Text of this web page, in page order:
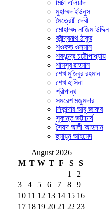
মির্চা এলিয়াদ
মুহাম্মদ ইউনুস
মৈত্রেয়ী দেবী
মোহাম্মদ নাজিম উদ্দিন
রবীন্দ্রনাথ ঠাকুর
শওকত ওসমান
শরৎচন্দ্র চট্টোপাধ্যায়
শামসুর রাহমান
শেখ মুজিবুর রহমান
শেখ হাসিনা
শ্রীপান্থ
সমরেশ মজুমদার
সিকান্দার আবু জাফর
সুকান্ত ভট্টাচার্য
সৈয়দ আলী আহসান
হুমায়ূন আহমেদ
August 2026
M T W T F S
S
1
2
3
4 5 6 7 8
9
10 11 12 13 14 15 16
17 18 19 20 21 22 23